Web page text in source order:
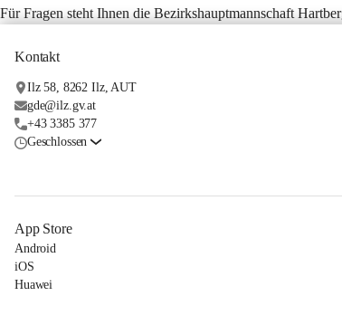
Für Fragen steht Ihnen die Bezirkshauptmannschaft
Kontakt
Ilz 58, 8262 Ilz, AUT
gde@ilz.gv.at
+43 3385 377
Geschlossen
App Store
Android
iOS
Huawei